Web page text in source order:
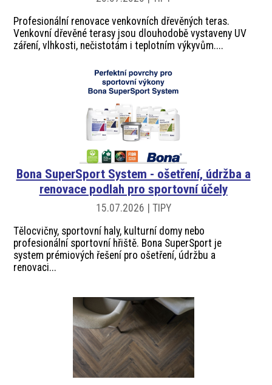
Profesionální renovace venkovních dřevěných teras.
Venkovní dřevěné terasy jsou dlouhodobě vystaveny UV
záření, vlhkosti, nečistotám i teplotním výkyvům....
Bona SuperSport System - ošetření, údržba a
renovace podlah pro sportovní účely
15.07.2026 | TIPY
Tělocvičny, sportovní haly, kulturní domy nebo
profesionální sportovní hřiště. Bona SuperSport je
system prémiových řešení pro ošetření, údržbu a
renovaci...